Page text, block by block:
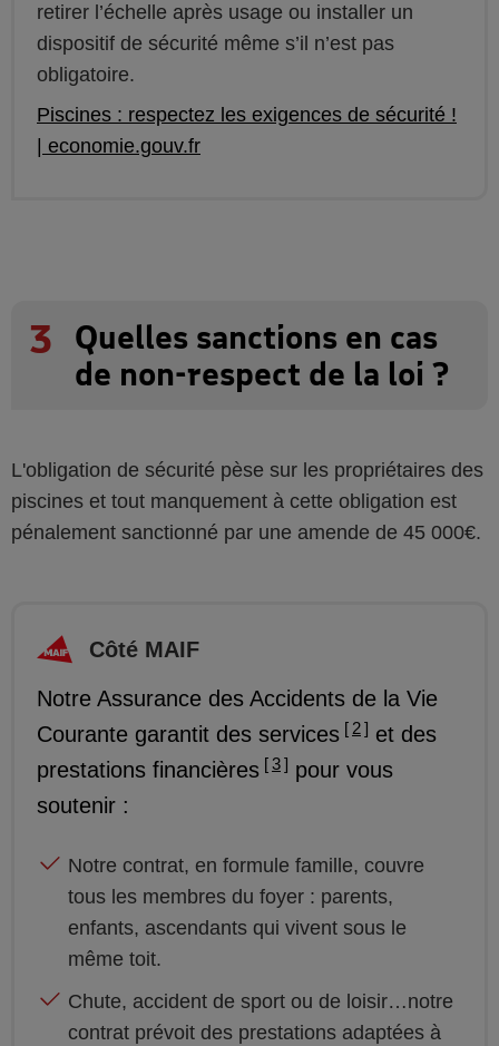
retirer l’échelle après usage ou installer un
dispositif de sécurité même s’il n’est pas
obligatoire.
Piscines : respectez les exigences de sécurité !
| economie.gouv.fr
3
Quelles sanctions en cas
de non-respect de la loi ?
L'obligation de sécurité pèse sur les propriétaires des
piscines et tout manquement à cette obligation est
pénalement sanctionné par une amende de 45 000€.
Côté MAIF
Notre Assurance des Accidents de la Vie
Courante garantit des services
2
et des
prestations financières
3
pour vous
soutenir :
Notre contrat, en formule famille, couvre
tous les membres du foyer : parents,
enfants, ascendants qui vivent sous le
même toit.
Chute, accident de sport ou de loisir…notre
contrat prévoit des prestations adaptées à